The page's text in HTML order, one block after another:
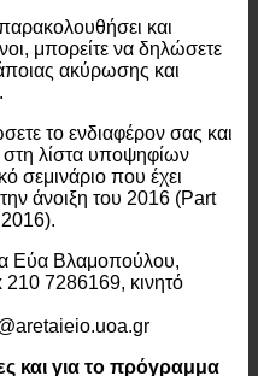
και
μπορείτε να δηλώσετε
ακύρωσης και
το ενδιαφέρον σας και
λίστα υποψηφίων
σεμινάριο που έχει
άνοιξη του 2016 (Part
2016).
Εύα Βλαμοπούλου,
7286169, κινητό
και για το πρόγραμμα